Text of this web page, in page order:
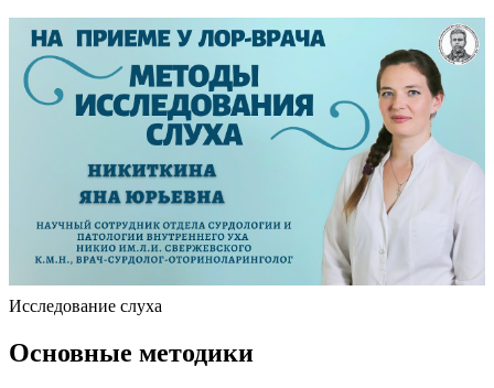
Исследование слуха
Основные методики